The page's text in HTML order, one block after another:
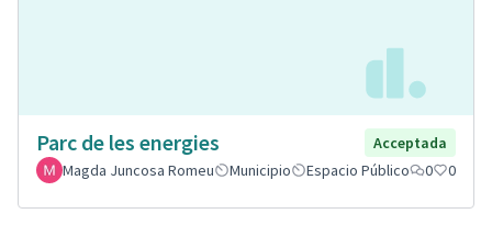
Parc de les energies
Acceptada
Magda Juncosa Romeu
Municipio Espacio Público 0 0